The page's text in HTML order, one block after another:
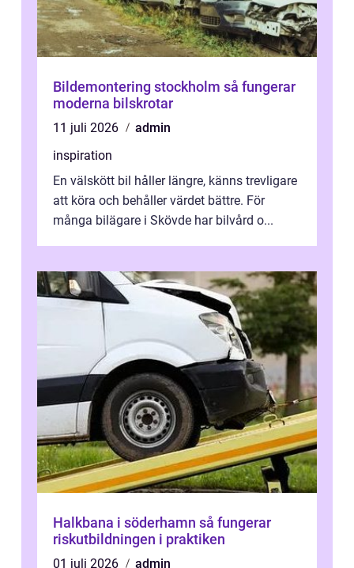
Bildemontering stockholm så fungerar
moderna bilskrotar
11 juli 2026
admin
inspiration
En välskött bil håller längre, känns trevligare
att köra och behåller värdet bättre. För
många bilägare i Skövde har bilvård o...
Halkbana i söderhamn så fungerar
riskutbildningen i praktiken
01 juli 2026 admin